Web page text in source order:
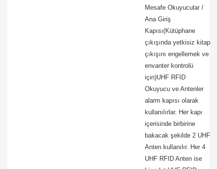
Mesafe Okuyucular /
Ana Giriş
Kapısı(Kütüphane
çıkışında yetkisiz kitap
çıkışını engellemek ve
envanter kontrolü
için)UHF RFID
Okuyucu ve Antenler
alarm kapısı olarak
kullanılırlar. Her kapı
içerisinde birbirine
bakacak şekilde 2 UHF
Anten kullanılır. Her 4
UHF RFID Anten ise